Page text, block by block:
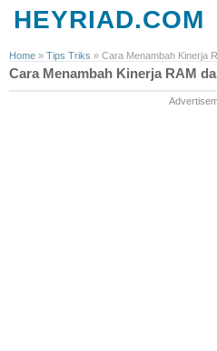
HEYRIAD.COM
Home » Tips Triks » Cara Menambah Kinerja
Cara Menambah Kinerja RAM